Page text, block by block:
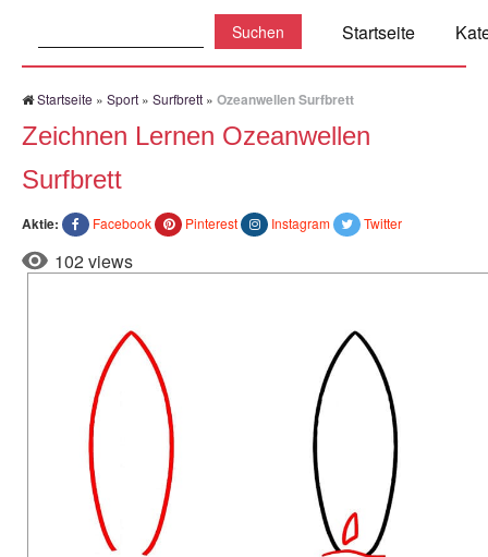
Startseite
Startseite » Sport » Surfbrett » Ozeanwellen Surfbrett
Zeichnen Lernen Ozeanwellen
Surfbrett
Aktie: Facebook Pinterest Instagram Twitter
102 views